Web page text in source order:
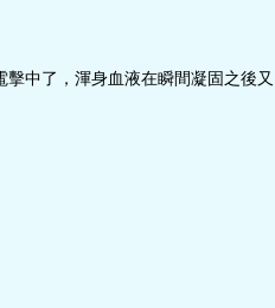
中了，渾身血液在瞬間凝固之後又